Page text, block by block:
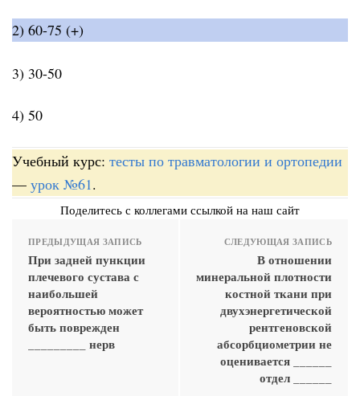
2) 60-75 (+)
3) 30-50
4) 50
Учебный курс: тесты по травматологии и ортопедии
— урок №61.
Поделитесь с коллегами ссылкой на наш сайт
ПРЕДЫДУЩАЯ ЗАПИСЬ
При задней пункции
плечевого сустава с
наибольшей
вероятностью может
быть поврежден
_________ нерв
СЛЕДУЮЩАЯ ЗАПИСЬ
В отношении
минеральной плотности
костной ткани при
двухэнергетической
рентгеновской
абсорбциометрии не
оценивается ______
отдел ______